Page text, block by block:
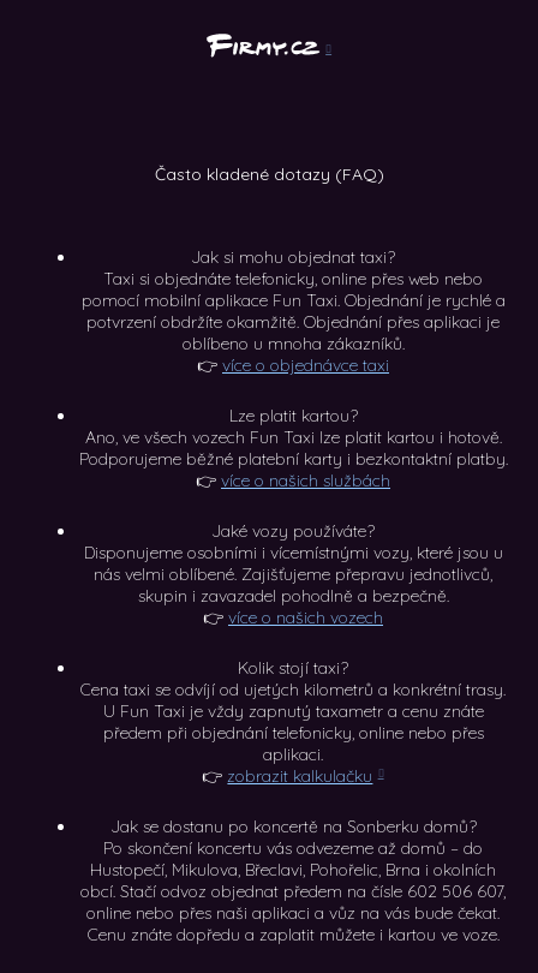
Často kladené dotazy (FAQ)
Jak si mohu objednat taxi?
Taxi si objednáte telefonicky, online přes web nebo
pomocí mobilní aplikace Fun Taxi. Objednání je rychlé a
potvrzení obdržíte okamžitě. Objednání přes aplikaci je
oblíbeno u mnoha zákazníků.
👉 více o objednávce taxi
Lze platit kartou?
Ano, ve všech vozech Fun Taxi lze platit kartou i hotově.
Podporujeme běžné platební karty i bezkontaktní platby.
👉 více o našich službách
Jaké vozy používáte?
Disponujeme osobními i vícemístnými vozy, které jsou u
nás velmi oblíbené. Zajišťujeme přepravu jednotlivců,
skupin i zavazadel pohodlně a bezpečně.
👉 více o našich vozech
Kolik stojí taxi?
Cena taxi se odvíjí od ujetých kilometrů a konkrétní trasy.
U Fun Taxi je vždy zapnutý taxametr a cenu znáte
předem při objednání telefonicky, online nebo přes
aplikaci.
👉zobrazit kalkulačku
Jak se dostanu po koncertě na Sonberku domů?
Po skončení koncertu vás odvezeme až domů – do
Hustopečí, Mikulova, Břeclavi, Pohořelic, Brna i okolních
obcí. Stačí odvoz objednat předem na čísle 602 506 607,
online nebo přes naši aplikaci a vůz na vás bude čekat.
Cenu znáte dopředu a zaplatit můžete i kartou ve voze.